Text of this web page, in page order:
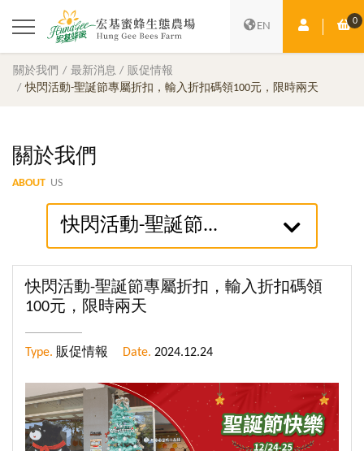
EN 會員中心0
購
關於我們 最新消息
販促情報
快閃活動-聖誕節專屬折扣，輸入折扣碼領100元，限時兩天
關於我們
ABOUT US
快閃活動-聖誕節...
快閃活動-聖誕節專屬折扣，輸入折扣碼領
100元，限時兩天
Type. 販促情報 Date. 2024.12.24